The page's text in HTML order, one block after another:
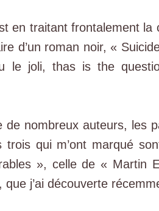
en traitant frontalement
d’un roman noir, «
le joli, thas is the
de nombreux auteurs, les
trois qui m’ont marqué
», celle de « Martin
que j’ai découverte